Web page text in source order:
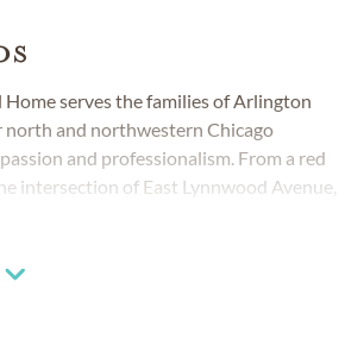
serves the families of Arlington
north and northwestern Chicago
and professionalism. From a red
intersection of East Lynnwood Avenue,